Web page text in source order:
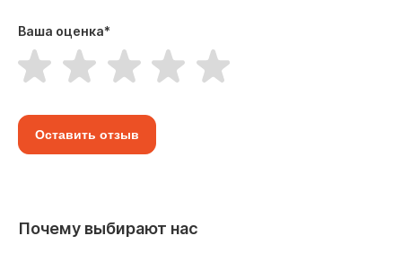
Ваша оценка*
Оставить отзыв
Почему выбирают нас